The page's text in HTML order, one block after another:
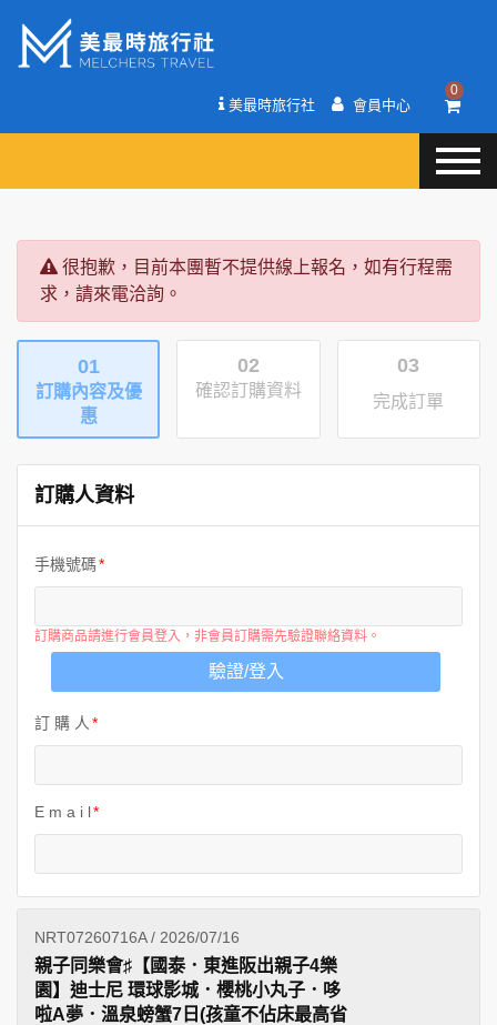
美最時旅行社 會員中心
0
很抱歉，目前本團暫不提供線上報名，如有行程需
求，請來電洽詢。
01
訂購內容及優
惠
02
確認訂購資料
03
完成訂單
訂購人資料
手機號碼
訂購商品請進行會員登入，非會員訂購需先驗證聯絡資料。
驗證/登入
訂 購 人
E m a i l
NRT07260716A / 2026/07/16
親子同樂會♯【國泰．東進阪出親子4樂
園】迪士尼 環球影城．櫻桃小丸子．哆
啦A夢．溫泉螃蟹7日(孩童不佔床最高省